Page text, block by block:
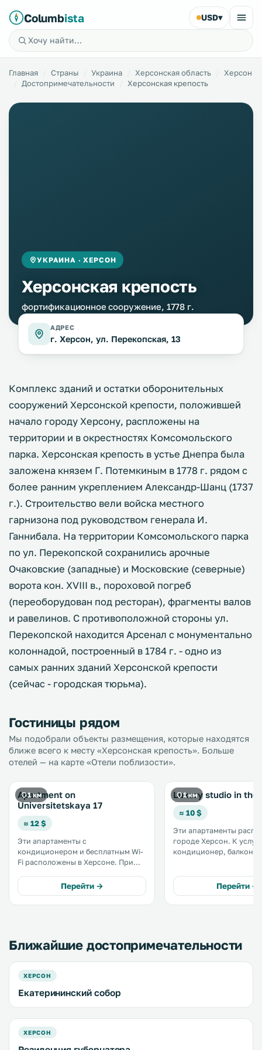
Columbista USD▾
Главная Страны Украина Херсонская область
Херсон
Достопримечательности
Херсонская крепость
УКРАИНА · ХЕРСОН
Херсонская крепость
фортификационное сооружение, 1778 г.
АДРЕС
г. Херсон, ул. Перекопская, 13
Комплекс зданий и остатки оборонительных
сооружений Херсонской крепости, положившей
начало городу Херсону, распложены на
территории и в окрестностях Комсомольского
парка. Херсонская крепость в устье Днепра была
заложена князем Г. Потемкиным в 1778 г. рядом с
более ранним укреплением Александр-Шанц (1737
г.). Строительство вели войска местного
гарнизона под руководством генерала И.
Ганнибала. На территории Комсомольского парка
по ул. Перекопской сохранились арочные
Очаковские (западные) и Московские (северные)
ворота кон. XVIII в., пороховой погреб
(переоборудован под ресторан), фрагменты валов
и равелинов. С противоположной стороны ул.
Перекопской находится Арсенал с монументально
колоннадой, построенный в 1784 г. - одно из
самых ранних зданий Херсонской крепости
(сейчас - городская тюрьма).
Гостиницы рядом
Мы подобрали объекты размещения, которые находятся
ближе всего к месту «Херсонская крепость». Больше
отелей — на карте «Отели поблизости».
1 км
Apartment on
Universitetskaya 17
≈ 12 $
Эти апартаменты с
кондиционером и бесплатным Wi-
Fi расположены в Херсоне. При
частная парковка. К услугам
гостей кухня с микроволновой
печью и холодильником. В числе
Перейти →
1 км
Luxury studio in the
≈ 10 $
Эти апартаменты
городе Херсон. К услугам гостей
кондиционер, балкон и
полотенца и
Перейти →
Ближайшие достопримечательности
ХЕРСОН
Екатерининский собор
ХЕРСОН